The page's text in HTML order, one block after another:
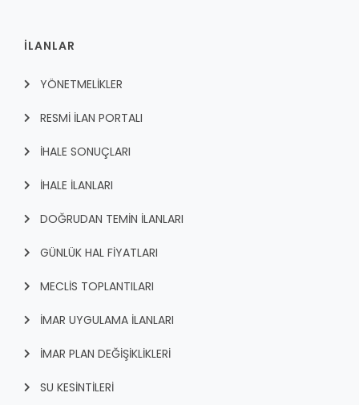
İLANLAR
YÖNETMELİKLER
RESMİ İLAN PORTALI
İHALE SONUÇLARI
İHALE İLANLARI
DOĞRUDAN TEMİN İLANLARI
GÜNLÜK HAL FİYATLARI
MECLİS TOPLANTILARI
İMAR UYGULAMA İLANLARI
İMAR PLAN DEĞİŞİKLİKLERİ
SU KESİNTİLERİ